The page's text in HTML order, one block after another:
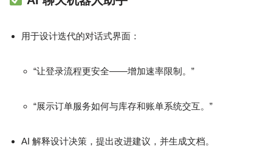
用于设计迭代的对话式界面：
“让登录流程更安全——增加速率限制。”
“展示订单服务如何与库存和账单系统交互。”
AI 解释设计决策，提出改进建议，并生成文档。